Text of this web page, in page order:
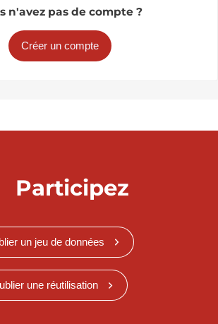
n'avez pas de compte ?
Créer un compte
Participez
un jeu de données
une réutilisation